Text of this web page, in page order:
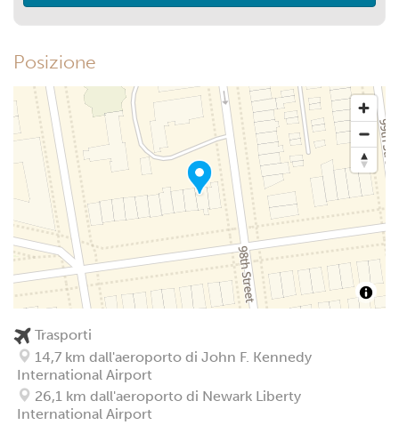
Posizione
Trasporti
14,7 km dall'aeroporto di John F. Kennedy
International Airport
26,1 km dall'aeroporto di Newark Liberty
International Airport